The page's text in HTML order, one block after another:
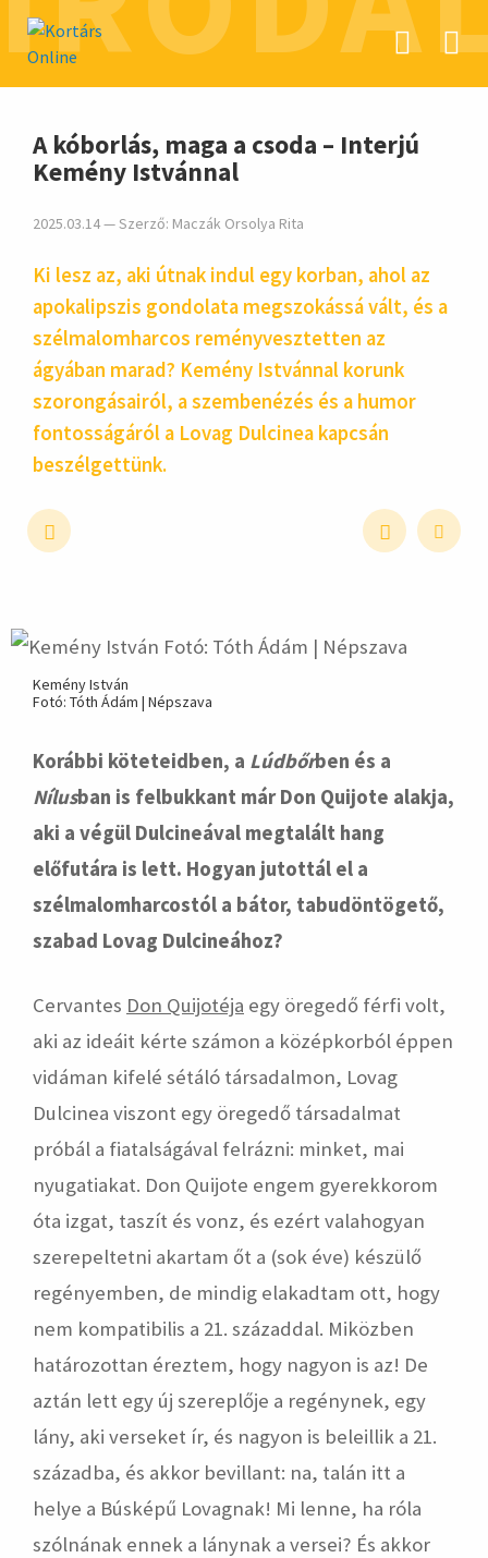
hirdetés
A kóborlás, maga a csoda – Interjú
Kemény Istvánnal
2025.03.14 — Szerző: Maczák Orsolya Rita
Ki lesz az, aki útnak indul egy korban, ahol az
apokalipszis gondolata megszokássá vált, és a
szélmalomharcos reményvesztetten az
ágyában marad? Kemény Istvánnal korunk
szorongásairól, a szembenézés és a humor
fontosságáról a Lovag Dulcinea kapcsán
beszélgettünk.
hirdetés
Kemény István
Fotó: Tóth Ádám | Népszava
Korábbi köteteidben, a Lúdbőrben és a
Nílusban is felbukkant már Don Quijote alakja,
aki a végül Dulcineával megtalált hang
előfutára is lett. Hogyan jutottál el a
szélmalomharcostól a bátor, tabudöntögető,
szabad Lovag Dulcineához?
Cervantes Don Quijotéja egy öregedő férfi volt,
aki az ideáit kérte számon a középkorból éppen
vidáman kifelé sétáló társadalmon, Lovag
Dulcinea viszont egy öregedő társadalmat
próbál a fiatalságával felrázni: minket, mai
nyugatiakat. Don Quijote engem gyerekkorom
óta izgat, taszít és vonz, és ezért valahogyan
szerepeltetni akartam őt a (sok éve) készülő
regényemben, de mindig elakadtam ott, hogy
nem kompatibilis a 21. századdal. Miközben
határozottan éreztem, hogy nagyon is az! De
aztán lett egy új szereplője a regénynek, egy
lány, aki verseket ír, és nagyon is beleillik a 21.
századba, és akkor bevillant: na, talán itt a
helye a Búsképű Lovagnak! Mi lenne, ha róla
szólnának ennek a lánynak a versei? És akkor